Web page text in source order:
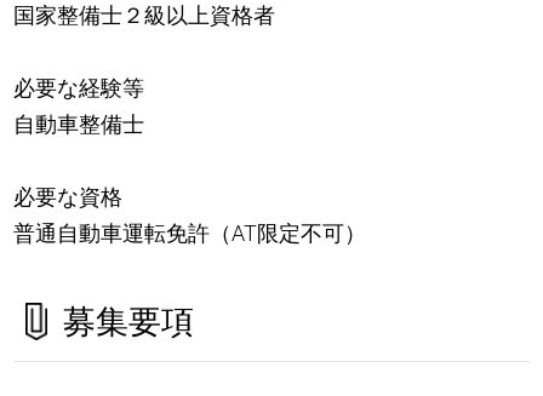
国家整備士２級以上資格者
必要な経験等
自動車整備士
必要な資格
普通自動車運転免許（AT限定不可）
募集要項